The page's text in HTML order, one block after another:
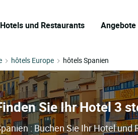
Hotels und Restaurants Angebote
hôtels Europe hôtels Spanien
Sie Ihr Hotel 3
: Buchen Sie Ihr Hotel